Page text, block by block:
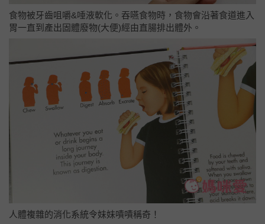
食物被牙齒咀嚼&唾液軟化。吞嚥食物時，食物會沿著食道進入
胃一直到產出固體廢物(大便)經由直腸排出體外。
人體複雜的消化系統令妹妹嘖嘖稱奇！